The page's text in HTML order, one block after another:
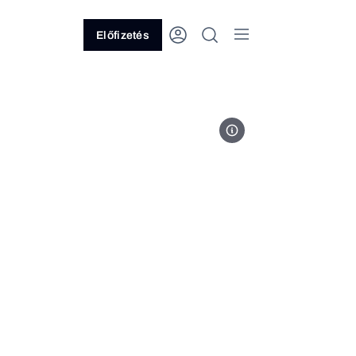
Előfizetés
Fotó: Forbes Csehország